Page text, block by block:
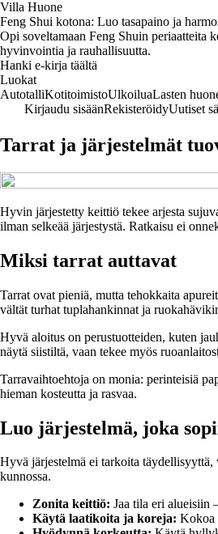
Villa Huone
Feng Shui kotona: Luo tasapaino ja
Opi soveltamaan Feng Shuin periaatteita
hyvinvointia ja rauhallisuutta.
Hanki e-kirja täältä
Luokat
AutotalliKotitoimistoUlkoiluaLasten
Kirjaudu sisäänRekisteröidyUutiset
Tarrat ja järjestelmät
Hyvin järjestetty keittiö tekee arjesta
ilman selkeää järjestystä. Ratkaisu ei
Miksi tarrat auttavat
Tarrat ovat pieniä, mutta tehokkaita
vältät turhat tuplahankinnat ja
Hyvä aloitus on perustuotteiden, kuten
näytä siistiltä, vaan tekee myös
Tarravaihtoehtoja on monia: perinteisiä
hieman kosteutta ja rasvaa.
Luo järjestelmä, joka
Hyvä järjestelmä ei tarkoita
kunnossa.
Zonita keittiö: Jaa tila eri alueisiin
Käytä laatikoita ja koreja: Kokoa